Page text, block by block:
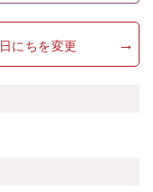
日にちを変更